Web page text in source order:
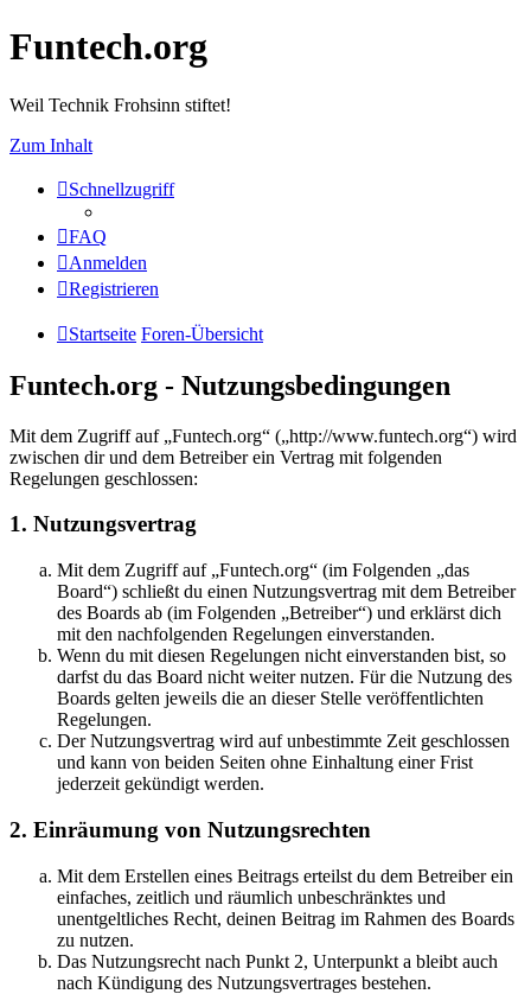
Funtech.org
Weil Technik Frohsinn stiftet!
Zum Inhalt
Schnellzugriff
FAQ
Anmelden
Registrieren
Startseite Foren-Übersicht
Funtech.org - Nutzungsbedingungen
Mit dem Zugriff auf „Funtech.org“ („http://www.funtech.org“) wird
zwischen dir und dem Betreiber ein Vertrag mit folgenden
Regelungen geschlossen:
1. Nutzungsvertrag
Mit dem Zugriff auf „Funtech.org“ (im Folgenden „das
Board“) schließt du einen Nutzungsvertrag mit dem Betreiber
des Boards ab (im Folgenden „Betreiber“) und erklärst dich
mit den nachfolgenden Regelungen einverstanden.
Wenn du mit diesen Regelungen nicht einverstanden bist, so
darfst du das Board nicht weiter nutzen. Für die Nutzung des
Boards gelten jeweils die an dieser Stelle veröffentlichten
Regelungen.
Der Nutzungsvertrag wird auf unbestimmte Zeit geschlossen
und kann von beiden Seiten ohne Einhaltung einer Frist
jederzeit gekündigt werden.
2. Einräumung von Nutzungsrechten
Mit dem Erstellen eines Beitrags erteilst du dem Betreiber ein
einfaches, zeitlich und räumlich unbeschränktes und
unentgeltliches Recht, deinen Beitrag im Rahmen des Boards
zu nutzen.
Das Nutzungsrecht nach Punkt 2, Unterpunkt a bleibt auch
nach Kündigung des Nutzungsvertrages bestehen.